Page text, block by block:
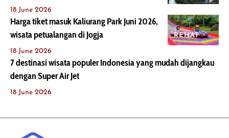
18 June 2026
REHAT
Harga tiket masuk Kaliurang Park Juni 2026,
wisata petualangan di Jogja
18 June 2026
7 destinasi wisata populer Indonesia yang mudah dijangkau
dengan Super Air Jet
18 June 2026